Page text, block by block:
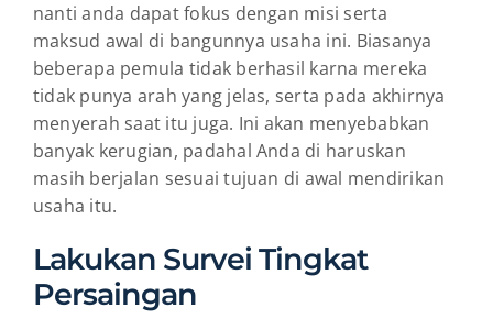
nanti anda dapat fokus dengan misi serta
maksud awal di bangunnya usaha ini. Biasanya
beberapa pemula tidak berhasil karna mereka
tidak punya arah yang jelas, serta pada akhirnya
menyerah saat itu juga. Ini akan menyebabkan
banyak kerugian, padahal Anda di haruskan
masih berjalan sesuai tujuan di awal mendirikan
usaha itu.
Lakukan Survei Tingkat
Persaingan